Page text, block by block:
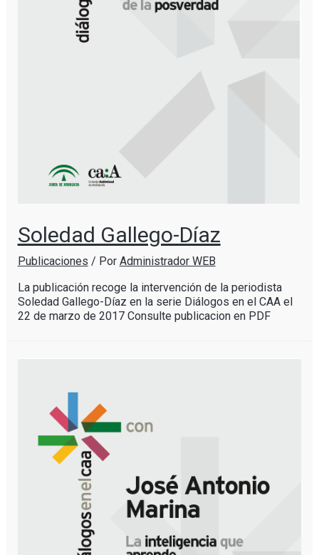
Soledad Gallego-Díaz
Publicaciones / Por Administrador WEB
La publicación recoge la intervención de la periodista
Soledad Gallego-Díaz en la serie Diálogos en el CAA el
22 de marzo de 2017 Consulte publicacion en PDF